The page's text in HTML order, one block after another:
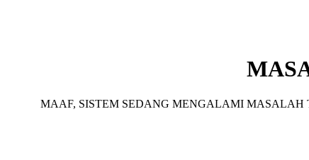
MAAF, SISTEM SEDANG MENGALAMI